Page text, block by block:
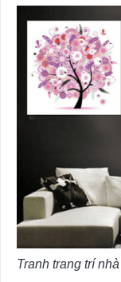
Tranh trang trí nhà